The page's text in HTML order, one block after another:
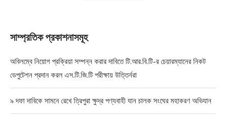
সাম্প্রতিক প্রকাশনাসমূহ
অবিলম্বে নিয়োগ প্রক্রিয়া সম্পন্ন করার দাবিতে টি.আর.বি.টি-র চেয়ারম্যানের নিকট
ডেপুটেশন প্রদান করল এস.টি.জি.টি পরীক্ষায় উত্তির্নরা
৯ দফা দাবিকে সামনে রেখে ত্রিপুরা ক্ষুদ্র পণ্যবাহী যান চালক সংঘের মহাকরণ অভিযান